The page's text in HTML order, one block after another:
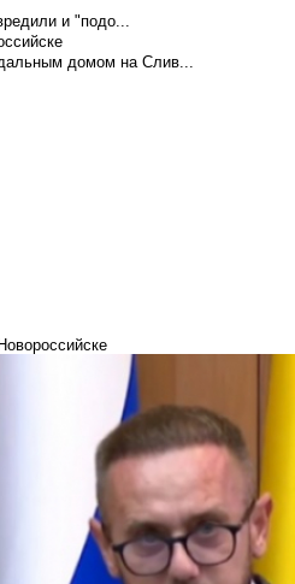
и "подо...
домом на Слив...